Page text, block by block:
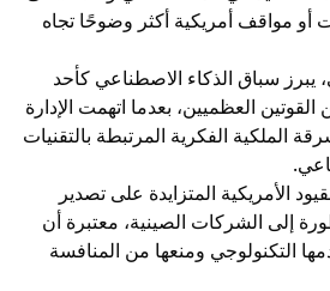
مواقف أمريكية أكثر وضوحًا تجاه
يبرز سباق الذكاء الاصطناعي كأحد
العظميين، بعدما اتهمت الإدارة
الملكية الفكرية المرتبطة بالتقنيات
الأمريكية المتزايدة على تصدير
إلى الشركات الصينية، معتبرة أن
التكنولوجي ومنعها من المنافسة